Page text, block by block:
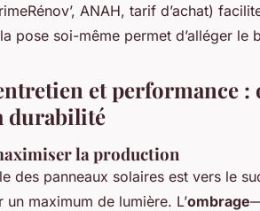
ANAH, tarif d’achat)
pose soi-même permet d’alléger le
et performance
durabilité
la production
des panneaux solaires est vers le
un maximum de lumière. L’ombrage